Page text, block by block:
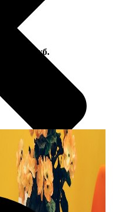
Цена, руб.